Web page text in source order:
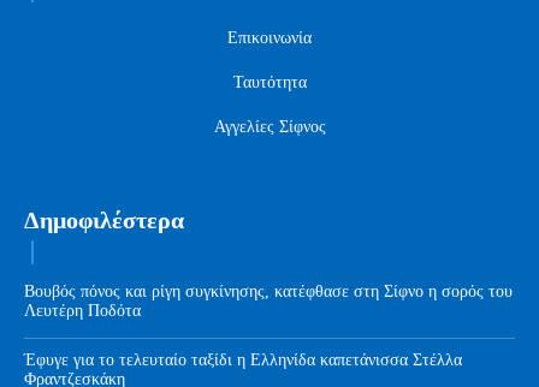
Επικοινωνία
Ταυτότητα
Αγγελίες Σίφνος
Δημοφιλέστερα
Βουβός πόνος και ρίγη συγκίνησης, κατέφθασε στη Σίφνο η σορός του
Λευτέρη Ποδότα
Έφυγε για το τελευταίο ταξίδι η Ελληνίδα καπετάνισσα Στέλλα
Φραντζεσκάκη